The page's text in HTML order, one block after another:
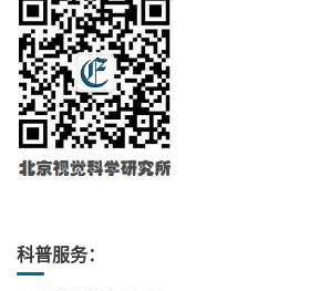
科普服务：